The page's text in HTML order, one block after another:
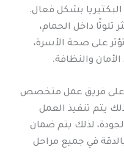
بشكل فعال.
تلوثًا داخل الحمام،
على صحة الأسرة،
والنظافة.
على فريق عمل متخصص
يتم تنفيذ العمل
لذلك يتم ضمان
بالدقة في جميع مراحل